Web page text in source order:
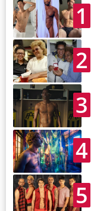
1
2
3
4
5